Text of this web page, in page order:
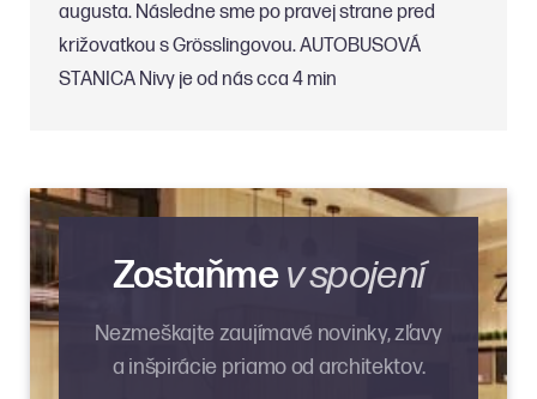
augusta. Následne sme po pravej strane pred
križovatkou s Grösslingovou. AUTOBUSOVÁ
STANICA Nivy je od nás cca 4 min
Zostaňmev spojení
Nezmeškajte zaujímavé novinky, zľavy
a inšpirácie priamo od architektov.